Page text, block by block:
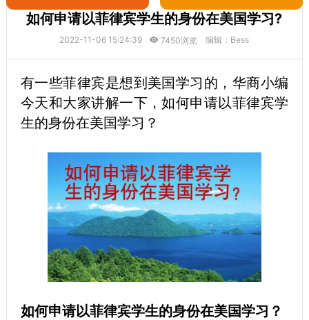
如何申请以菲律宾学生的身份在美国学习?
2022-11-06 15:24:39 7450浏览 编辑：Bess
有一些菲律宾是想到美国学习的，华商小编
今天和大家讲解一下，如何申请以菲律宾学
生的身份在美国学习？
如何申请以菲律宾学生的身份在美国学习？